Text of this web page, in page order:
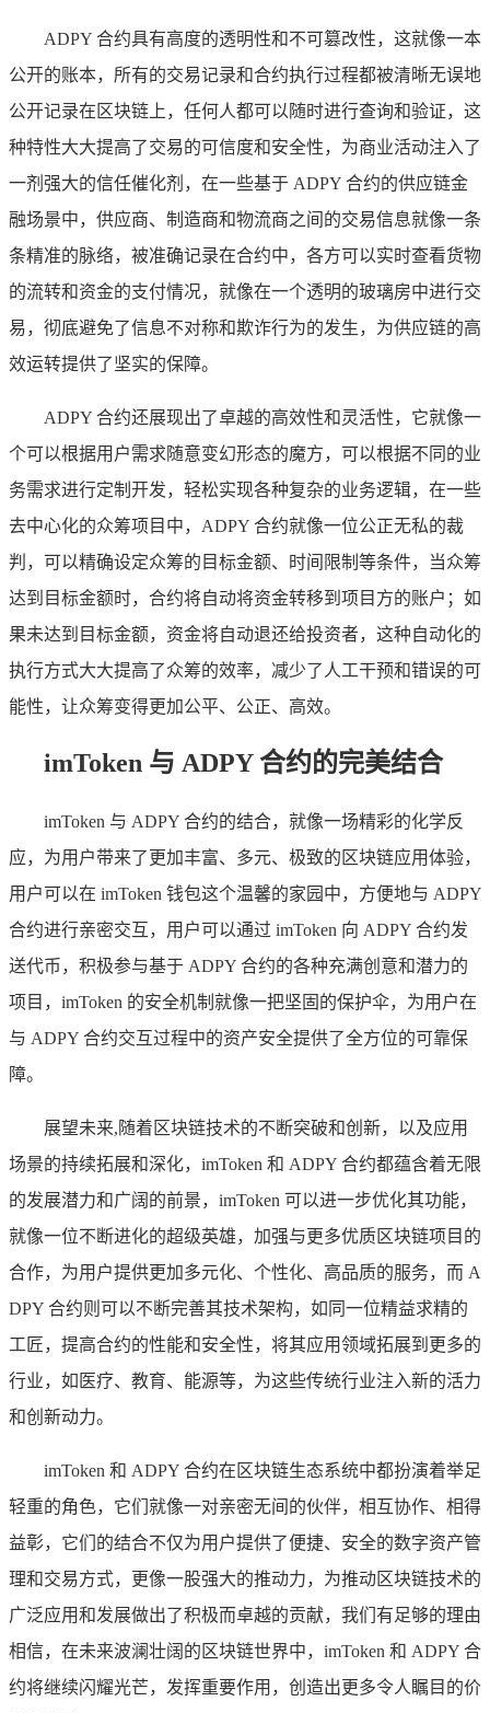
ADPY 合约具有高度的透明性和不可篡改性，这就像一本
公开的账本，所有的交易记录和合约执行过程都被清晰无误地
公开记录在区块链上，任何人都可以随时进行查询和验证，这
种特性大大提高了交易的可信度和安全性，为商业活动注入了
一剂强大的信任催化剂，在一些基于 ADPY 合约的供应链金
融场景中，供应商、制造商和物流商之间的交易信息就像一条
条精准的脉络，被准确记录在合约中，各方可以实时查看货物
的流转和资金的支付情况，就像在一个透明的玻璃房中进行交
易，彻底避免了信息不对称和欺诈行为的发生，为供应链的高
效运转提供了坚实的保障。
ADPY 合约还展现出了卓越的高效性和灵活性，它就像一
个可以根据用户需求随意变幻形态的魔方，可以根据不同的业
务需求进行定制开发，轻松实现各种复杂的业务逻辑，在一些
去中心化的众筹项目中，ADPY 合约就像一位公正无私的裁
判，可以精确设定众筹的目标金额、时间限制等条件，当众筹
达到目标金额时，合约将自动将资金转移到项目方的账户；如
果未达到目标金额，资金将自动退还给投资者，这种自动化的
执行方式大大提高了众筹的效率，减少了人工干预和错误的可
能性，让众筹变得更加公平、公正、高效。
imToken 与 ADPY 合约的完美结合
imToken 与 ADPY 合约的结合，就像一场精彩的化学反
应，为用户带来了更加丰富、多元、极致的区块链应用体验，
用户可以在 imToken 钱包这个温馨的家园中，方便地与 ADPY
合约进行亲密交互，用户可以通过 imToken 向 ADPY 合约发
送代币，积极参与基于 ADPY 合约的各种充满创意和潜力的
项目，imToken 的安全机制就像一把坚固的保护伞，为用户在
与 ADPY 合约交互过程中的资产安全提供了全方位的可靠保
障。
展望未来,随着区块链技术的不断突破和创新，以及应用
场景的持续拓展和深化，imToken 和 ADPY 合约都蕴含着无限
的发展潜力和广阔的前景，imToken 可以进一步优化其功能，
就像一位不断进化的超级英雄，加强与更多优质区块链项目的
合作，为用户提供更加多元化、个性化、高品质的服务，而 A
DPY 合约则可以不断完善其技术架构，如同一位精益求精的
工匠，提高合约的性能和安全性，将其应用领域拓展到更多的
行业，如医疗、教育、能源等，为这些传统行业注入新的活力
和创新动力。
imToken 和 ADPY 合约在区块链生态系统中都扮演着举足
轻重的角色，它们就像一对亲密无间的伙伴，相互协作、相得
益彰，它们的结合不仅为用户提供了便捷、安全的数字资产管
理和交易方式，更像一股强大的推动力，为推动区块链技术的
广泛应用和发展做出了积极而卓越的贡献，我们有足够的理由
相信，在未来波澜壮阔的区块链世界中，imToken 和 ADPY 合
约将继续闪耀光芒，发挥重要作用，创造出更多令人瞩目的价